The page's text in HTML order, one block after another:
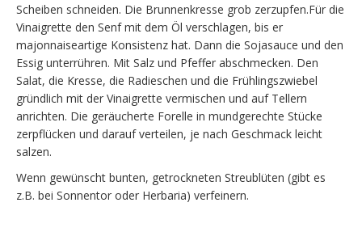
Scheiben schneiden. Die Brunnenkresse grob zerzupfen.Für die
Vinaigrette den Senf mit dem Öl verschlagen, bis er
majonnaiseartige Konsistenz hat. Dann die Sojasauce und den
Essig unterrühren. Mit Salz und Pfeffer abschmecken. Den
Salat, die Kresse, die Radieschen und die Frühlingszwiebel
gründlich mit der Vinaigrette vermischen und auf Tellern
anrichten. Die geräucherte Forelle in mundgerechte Stücke
zerpflücken und darauf verteilen, je nach Geschmack leicht
salzen.
Wenn gewünscht bunten, getrockneten Streublüten (gibt es
z.B. bei Sonnentor oder Herbaria) verfeinern.